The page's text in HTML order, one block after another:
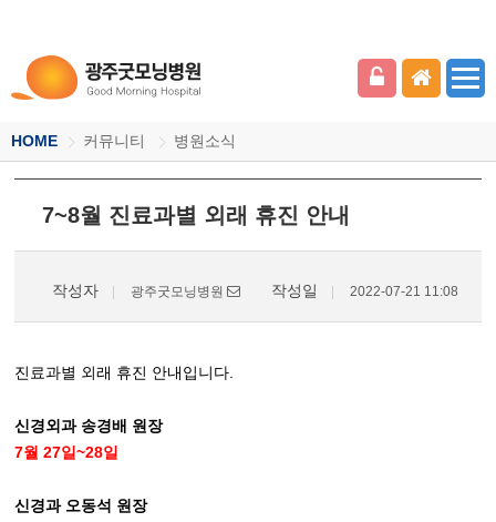
HOME 커뮤니티 병원소식
7~8월 진료과별 외래 휴진 안내
작성자 광주굿모닝병원 작성일 2022-07-21 11:08
진료과별 외래 휴진 안내입니다.
신경외과 송경배 원장
7월 27일~28일
신경과 오동석 원장